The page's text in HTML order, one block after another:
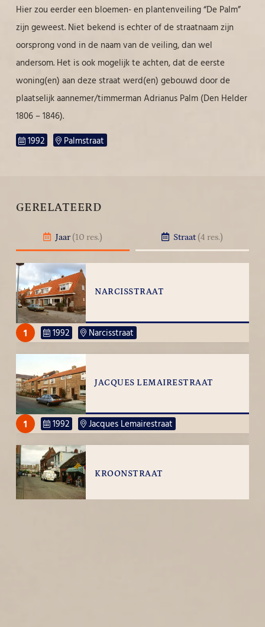
Hier zou eerder een bloemen- en plantenveiling “De Palm”
zijn geweest. Niet bekend is echter of de straatnaam zijn
oorsprong vond in de naam van de veiling, dan wel
andersom. Het is ook mogelijk te achten, dat de eerste
woning(en) aan deze straat werd(en) gebouwd door de
plaatselijk aannemer/timmerman Adrianus Palm (Den Helder
1806 – 1846).
1992
Palmstraat
GERELATEERD
Jaar (10 res.) Straat (4 res.)
NARCISSTRAAT
1 1992 Narcisstraat
JACQUES LEMAIRESTRAAT
1 1992 Jacques Lemairestraat
KROONSTRAAT